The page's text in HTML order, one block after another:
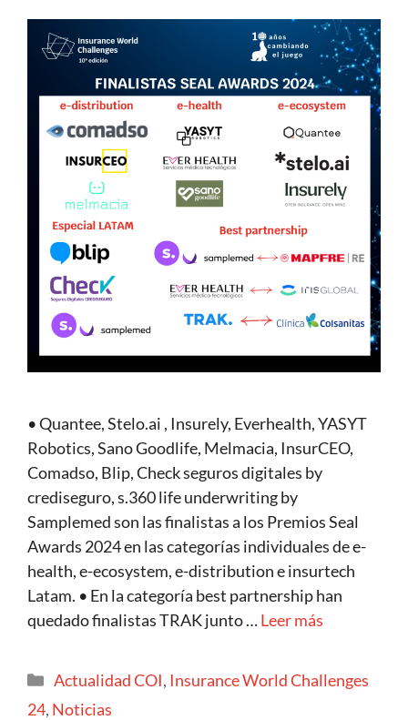
• Quantee, Stelo.ai , Insurely, Everhealth, YASYT
Robotics, Sano Goodlife, Melmacia, InsurCEO,
Comadso, Blip, Check seguros digitales by
crediseguro, s.360 life underwriting by
Samplemed son las finalistas a los Premios Seal
Awards 2024 en las categorías individuales de e-
health, e-ecosystem, e-distribution e insurtech
Latam. • En la categoría best partnership han
quedado finalistas TRAK junto …Leer más
Actualidad COI, Insurance World Challenges
24, Noticias